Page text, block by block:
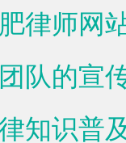
律师网
队的宣
知识普